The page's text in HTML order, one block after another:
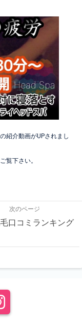
紹介動画がUPされまし
覧下さい。
次のページ
口コミランキング